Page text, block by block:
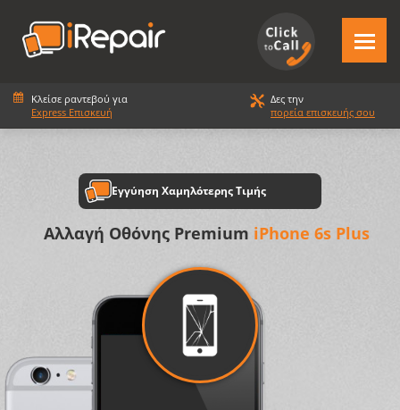
Κλείσε ραντεβού για
Express Επισκευή
Δες την
πορεία επισκευής σου
Εγγύηση Χαμηλότερης Τιμής
Αλλαγή Οθόνης Premium iPhone 6s Plus